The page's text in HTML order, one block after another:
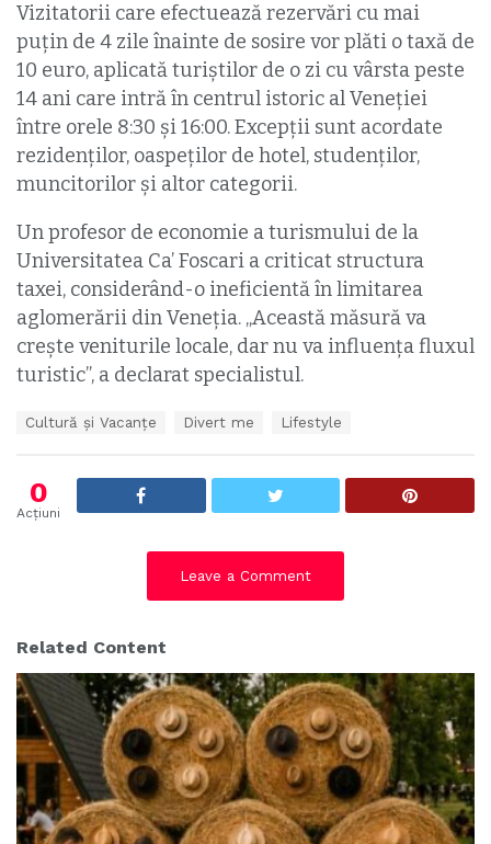
Vizitatorii care efectuează rezervări cu mai
puțin de 4 zile înainte de sosire vor plăti o taxă de
10 euro, aplicată turiștilor de o zi cu vârsta peste
14 ani care intră în centrul istoric al Veneției
între orele 8:30 și 16:00. Excepții sunt acordate
rezidenților, oaspeților de hotel, studenților,
muncitorilor și altor categorii.
Un profesor de economie a turismului de la
Universitatea Ca’ Foscari a criticat structura
taxei, considerând-o ineficientă în limitarea
aglomerării din Veneția. „Această măsură va
crește veniturile locale, dar nu va influența fluxul
turistic”, a declarat specialistul.
Cultură și Vacanțe Divert me Lifestyle
0
Acțiuni
Leave a Comment
Related Content